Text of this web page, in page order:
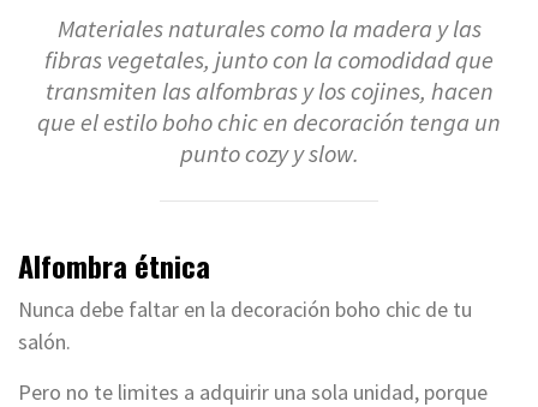
Materiales naturales como la madera y las
fibras vegetales, junto con la comodidad que
transmiten las alfombras y los cojines, hacen
que el estilo boho chic en decoración tenga un
punto cozy y slow.
Alfombra étnica
Nunca debe faltar en la decoración boho chic de tu
salón.
Pero no te limites a adquirir una sola unidad, porque